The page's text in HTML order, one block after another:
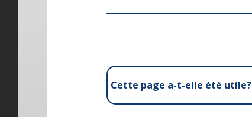
Cette page a-t-elle été utile?